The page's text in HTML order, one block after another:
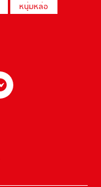
หนุ่มหล่อ